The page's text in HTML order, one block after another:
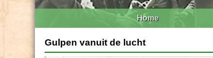
Home
Gulpen vanuit de lucht